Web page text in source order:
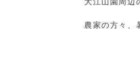
大江山園周辺
農家の方々、